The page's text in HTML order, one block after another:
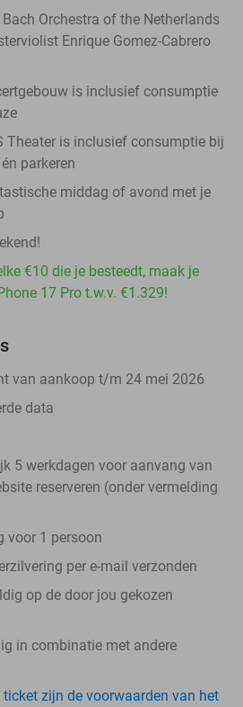
Orchestra of the Netherlands
Enrique Gomez-Cabrero
is inclusief consumptie
Theater is inclusief consumptie bij
parkeren
middag of avond met je
€10 die je besteedt, maak je
17 Pro t.w.v. €1.329!
van aankoop t/m 24 mei 2026
data
5 werkdagen voor aanvang van
reserveren (onder vermelding
voor 1 persoon
per e-mail verzonden
op de door jou gekozen
in combinatie met andere
zijn de voorwaarden van het